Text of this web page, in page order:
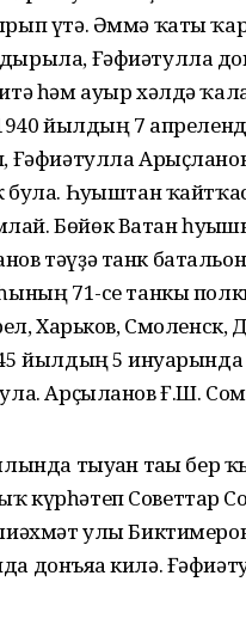
үтә. Әммә ҡаты
Ғәфиәтулла
һәм ауыр хәлдә
йылдың 7
Ғәфиәтулла
була. Һуғыштан
Бөйөк Ватан
тәүҙә танк
71-се танкы
Харьков,
йылдың 5
Арҫыланов Ғ.Ш.
тыуған тағы
күрһәтеп Советтар
улы
донъяға килә.